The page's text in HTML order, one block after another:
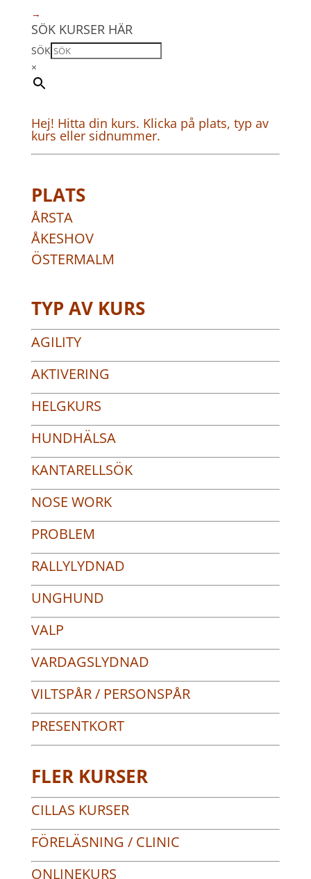
→
SÖK KURSER HÄR
SÖK
×
Hej! Hitta din kurs. Klicka på plats, typ av
kurs eller sidnummer.
PLATS
ÅRSTA
ÅKESHOV
ÖSTERMALM
TYP AV KURS
AGILITY
AKTIVERING
HELGKURS
HUNDHÄLSA
KANTARELLSÖK
NOSE WORK
PROBLEM
RALLYLYDNAD
UNGHUND
VALP
VARDAGSLYDNAD
VILTSPÅR / PERSONSPÅR
PRESENTKORT
FLER KURSER
CILLAS KURSER
FÖRELÄSNING / CLINIC
ONLINEKURS